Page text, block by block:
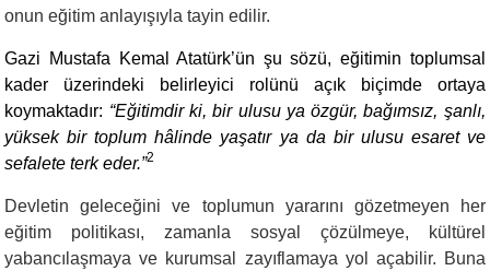
onun eğitim anlayışıyla tayin edilir.
Gazi Mustafa Kemal Atatürk’ün şu sözü, eğitimin toplumsal
kader üzerindeki belirleyici rolünü açık biçimde ortaya
koymaktadır: “Eğitimdir ki, bir ulusu ya özgür, bağımsız, şanlı,
yüksek bir toplum hâlinde yaşatır ya da bir ulusu esaret ve
sefalete terk eder.”2
Devletin geleceğini ve toplumun yararını gözetmeyen her
eğitim politikası, zamanla sosyal çözülmeye, kültürel
yabancılaşmaya ve kurumsal zayıflamaya yol açabilir. Buna